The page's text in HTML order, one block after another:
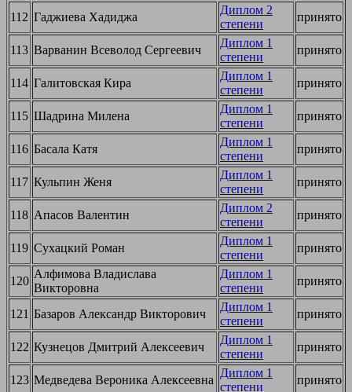
112 Гаджиева Хадиджа
Диплом 2
степени
принято
113 Варванин Всеволод Сергеевич
Диплом 1
степени
принято
114 Галитовская Кира
Диплом 1
степени
принято
115 Шадрина Милена
Диплом 1
степени
принято
116 Басала Катя
Диплом 1
степени
принято
117 Кульпин Женя
Диплом 1
степени
принято
118 Апасов Валентин
Диплом 2
степени
принято
119 Сухацкий Роман
Диплом 1
степени
принято
120
Алфимова Владислава
Викторовна
Диплом 1
степени
принято
121 Базаров Александр Викторович
Диплом 1
степени
принято
122 Кузнецов Дмитрий Алексеевич
Диплом 1
степени
принято
123 Медведева Вероника Алексеевна
Диплом 1
степени
принято